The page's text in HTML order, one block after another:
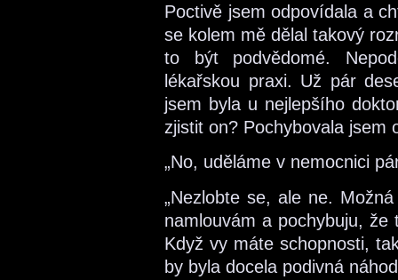
Poctivě jsem odpovídala a
se kolem mě dělal takový
to být podvědomé.
lékařskou praxi. Už pár
jsem byla u nejlepšího
zjistit on? Pochybovala jsem
„No, uděláme v nemocnici
„Nezlobte se, ale ne.
namlouvám a pochybuju,
Když vy máte schopnosti,
by byla docela podivná